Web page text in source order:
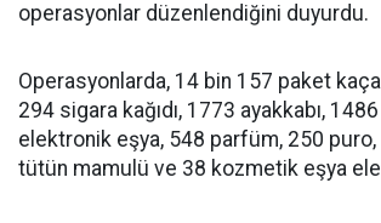
operasyonlar düzenlendiğini duyurdu.
Operasyonlarda, 14 bin 157 paket
294 sigara kağıdı, 1773 ayakkabı,
elektronik eşya, 548 parfüm, 250 puro,
tütün mamulü ve 38 kozmetik eşya